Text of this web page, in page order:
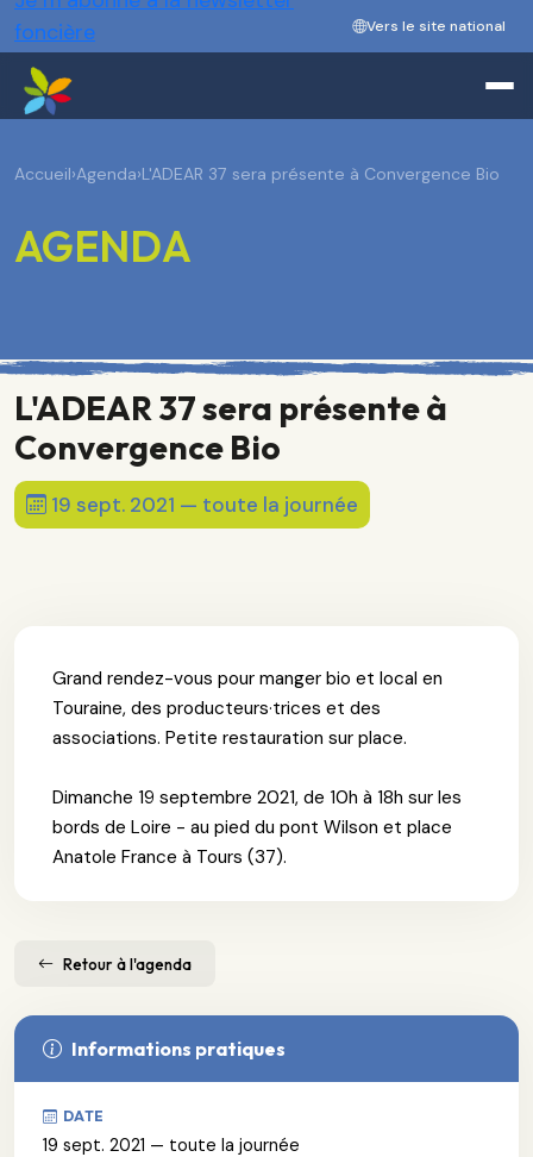
foncière
Vers le site national
Accueil›Agenda›L'ADEAR 37 sera présente à Convergence Bio
AGENDA
L'ADEAR 37 sera présente à
Convergence Bio
19 sept. 2021 — toute la journée
Grand rendez-vous pour manger bio et local en
Touraine, des producteurs·trices et des
associations. Petite restauration sur place.
Dimanche 19 septembre 2021, de 10h à 18h sur les
bords de Loire - au pied du pont Wilson et place
Anatole France à Tours (37).
Retour à l'agenda
Informations pratiques
DATE
19 sept. 2021 — toute la journée